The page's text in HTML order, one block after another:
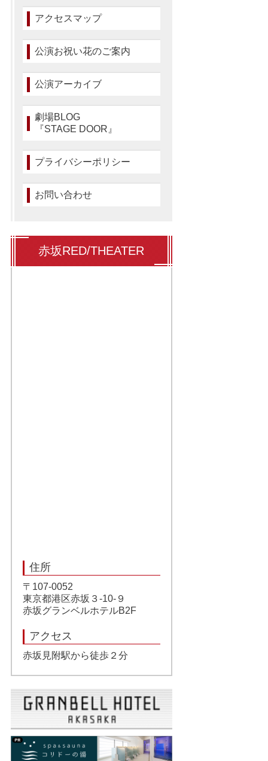
アクセスマップ
公演お祝い花のご案内
公演アーカイブ
劇場BLOG
『STAGE DOOR』
プライバシーポリシー
お問い合わせ
赤坂RED/THEATER
住所
〒107-0052
東京都港区赤坂３-10-９
赤坂グランベルホテルB2F
アクセス
赤坂見附駅から徒歩２分